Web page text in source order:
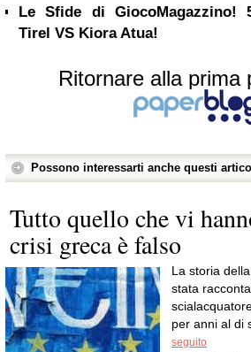
Le Sfide di GiocoMagazzino!
Tirel VS Kiora Atua!
Ritornare alla prima
Possono interessarti anche questi
Tutto quello che vi
crisi greca è falso
La storia
stata
per anni al di
seguito